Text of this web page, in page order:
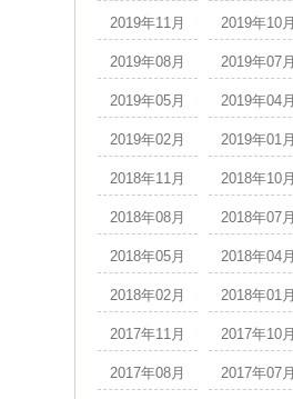
2019年11月 2019年10月
2019年08月 2019年07月
2019年05月 2019年04月
2019年02月 2019年01月
2018年11月 2018年10月
2018年08月 2018年07月
2018年05月 2018年04月
2018年02月 2018年01月
2017年11月 2017年10月
2017年08月 2017年07月